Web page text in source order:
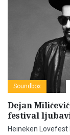
Soundbox
Dejan
festival
Heineken